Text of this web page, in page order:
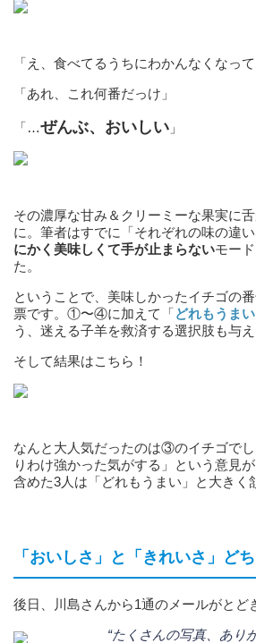
「え、食べてるうちにわかんなくなっ
「あれ、これ何番だっけ」
「…ぜんぶ、おいしい 」
その濃厚な甘み＆クリーミーな果実に
に。筆者はすでに「それぞれの味の違い
にかく美味しくて手が止まらないモー
た。
ということで、美味しかったイチゴの
票です。①〜④に加えて「どれもうまい
う、迷える子羊を救済する選択肢も与え
そして結果はこちら！
なんと大人気だったのは③のイチゴで
りわけ強かった気がする」という意見
含めた3人は「どれもうまい」と大きく
「おいしさ」と「きれいさ」ど
後日、川島さんから1通のメールがとど
“たくさんの写真、あり